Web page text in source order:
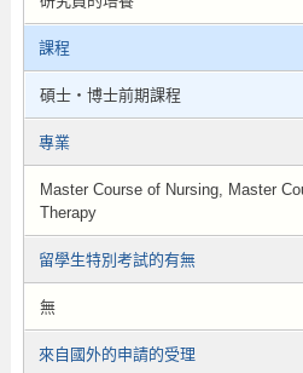
課程
碩士・博士前期課程
專業
Master Course of Nursing, Master
Therapy
留學生特別考試的有無
無
來自國外的申請的受理